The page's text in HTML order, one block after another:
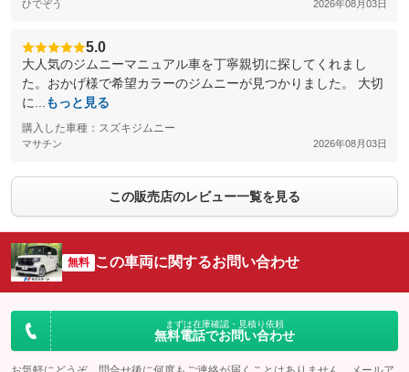
ひでぞう 2026年08月03日
5.0
大人気のジムニーマニュアル車を丁寧親切に探してくれまし
た。おかげ様で希望カラーのジムニーが見つかりました。 大切
に...
もっと見る
購入した車種：スズキジムニー
マサチン 2026年08月03日
この販売店のレビュー一覧を見る
無料 この車両に関するお問い合わせ
まずは在庫確認・見積り依頼
無料電話でお問い合わせ